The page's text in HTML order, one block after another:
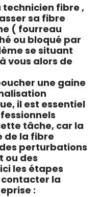
technicien fibre ,
sa fibre
( fourreau
ou bloqué par
se situant
vous alors de
une gaine
il est essentiel
tâche, car la
de la fibre
perturbations
ou des
les étapes
la
: